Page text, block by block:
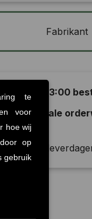
Fabrikant
Voor 13:00
Minimale
statiegeld
Onze